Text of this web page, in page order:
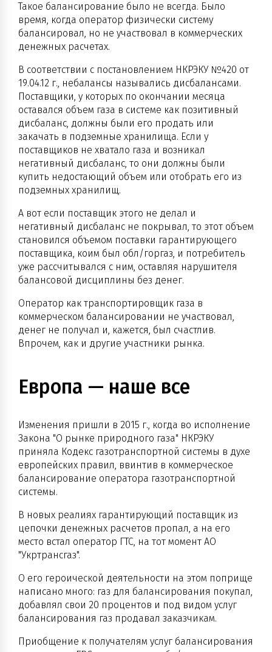
Такое балансирование было не всегда. Было
время, когда оператор физически систему
балансировал, но не участвовал в коммерческих
денежных расчетах.
В соответствии с постановлением НКРЭКУ №420 от
19.04.12 г., небалансы назывались дисбалансами.
Поставщики, у которых по окончании месяца
оставался объем газа в системе как позитивный
дисбаланс, должны были его продать или
закачать в подземные хранилища. Если у
поставщиков не хватало газа и возникал
негативный дисбаланс, то они должны были
купить недостающий объем или отобрать его из
подземных хранилищ.
А вот если поставщик этого не делал и
негативный дисбаланс не покрывал, то этот объем
становился объемом поставки гарантирующего
поставщика, коим был обл/горгаз, и потребитель
уже рассчитывался с ним, оставляя нарушителя
балансовой дисциплины без денег.
Оператор как транспортировщик газа в
коммерческом балансировании не участвовал,
денег не получал и, кажется, был счастлив.
Впрочем, как и другие участники рынка.
Европа — наше все
Изменения пришли в 2015 г., когда во исполнение
Закона "О рынке природного газа" НКРЭКУ
приняла Кодекс газотранспортной системы в духе
европейских правил, ввинтив в коммерческое
балансирование оператора газотранспортной
системы.
В новых реалиях гарантирующий поставщик из
цепочки денежных расчетов пропал, а на его
место встал оператор ГТС, на тот момент АО
"Укртрансгаз".
О его героической деятельности на этом поприще
написано много: газ для балансирования покупал,
добавлял свои 20 процентов и под видом услуг
балансирования газ продавал заказчикам.
Приобщение к получателям услуг балансирования